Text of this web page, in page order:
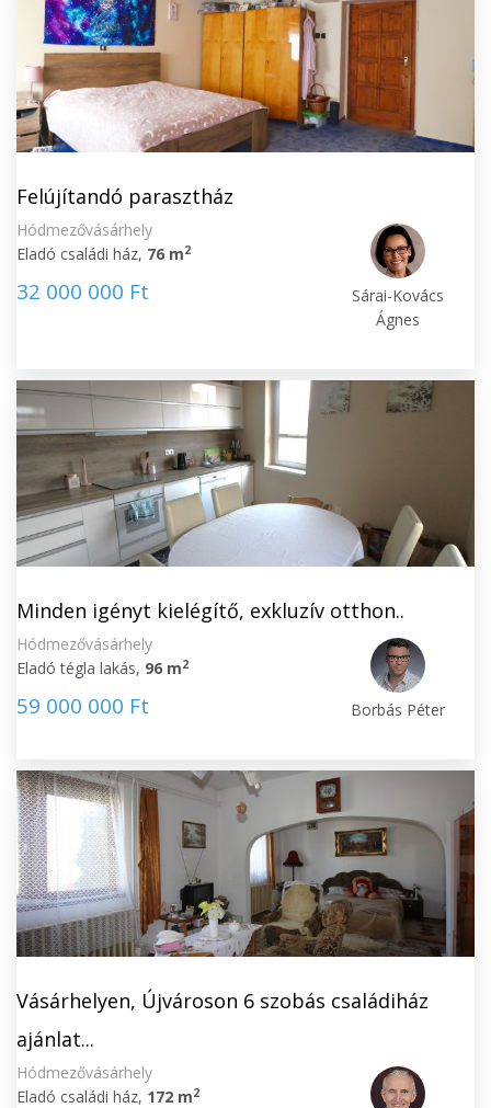
Felújítandó parasztház
Hódmezővásárhely
Eladó családi ház, 76 m2
32 000 000 Ft
Sárai-Kovács
Ágnes
Minden igényt kielégítő, exkluzív otthon..
Hódmezővásárhely
Eladó tégla lakás, 96 m2
59 000 000 Ft Borbás Péter
Vásárhelyen, Újvároson 6 szobás családiház
ajánlat...
Hódmezővásárhely
Eladó családi ház, 172 m2